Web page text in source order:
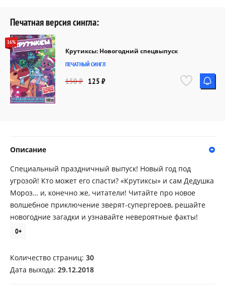
Печатная версия сингла:
16%
Крутиксы: Новогодний спецвыпуск
ПЕЧАТНЫЙ СИНГЛ
150 ₽ 125 ₽
Описание
Специальный праздничный выпуск! Новый год под
угрозой! Кто может его спасти? «Крутиксы» и сам Дедушка
Мороз… и, конечно же, читатели! Читайте про новое
волшебное приключение зверят-супергероев, решайте
новогодние загадки и узнавайте невероятные факты!
0+
Количество страниц: 30
Дата выхода: 29.12.2018